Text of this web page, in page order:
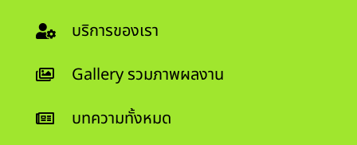
บริการของเรา
Gallery รวมภาพผลงาน
บทความทั้งหมด